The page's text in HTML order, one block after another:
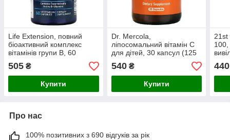
Life Extension, повний
біоактивний комплекс
вітамінів групи B, 60
вегетаріанських капсул
505 ₴
Купити
Dr. Mercola,
ліпосомальний вітамін C
для дітей, 30 капсул (125
мг в 1 капсулі)
540₴
Купити
21st
100,
440
Про нас
100% позитивних з 690 відгуків за рік